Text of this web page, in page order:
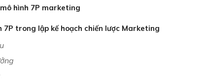
hình 7P marketing
7P trong lập kế hoạch chiến lược Marketing